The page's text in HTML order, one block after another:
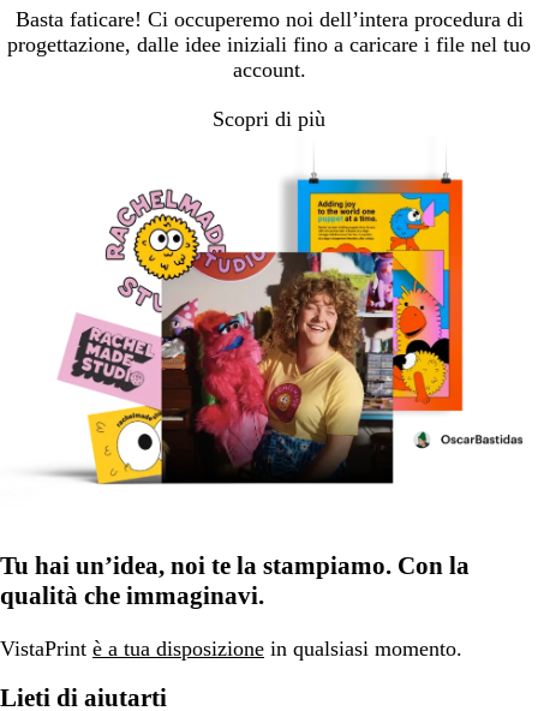
Basta faticare! Ci occuperemo noi dell’intera procedura di
progettazione, dalle idee iniziali fino a caricare i file nel tuo
account.
Scopri di più
Tu hai un’idea, noi te la stampiamo. Con la
qualità che immaginavi.
VistaPrint è a tua disposizione in qualsiasi momento.
Lieti di aiutarti